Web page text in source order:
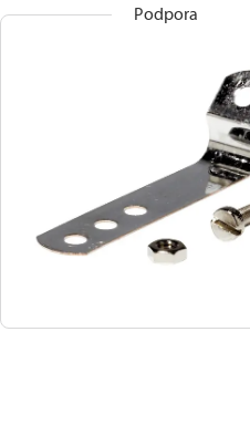
Podpora